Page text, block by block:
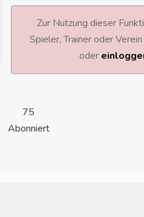
Zur Nutzung dieser
Spieler, Trainer oder Verein
oder
75
Abonniert